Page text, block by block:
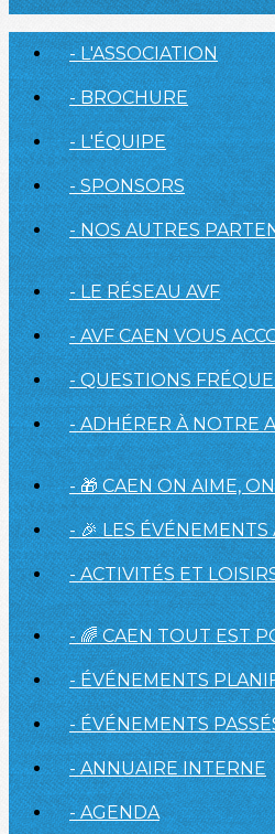
- L'ASSOCIATION
- BROCHURE
- L'ÉQUIPE
- SPONSORS
- NOS AUTRES
- LE RÉSEAU AVF
- AVF CAEN VOUS
- QUESTIONS
- ADHÉRER À NOTRE
- 🎁 CAEN ON AIME,
- 🎉 LES ÉVÉNEMENTS
- ACTIVITÉS ET
- 🌈 CAEN TOUT EST
- ÉVÉNEMENTS
- ÉVÉNEMENTS
- ANNUAIRE INTERNE
- AGENDA